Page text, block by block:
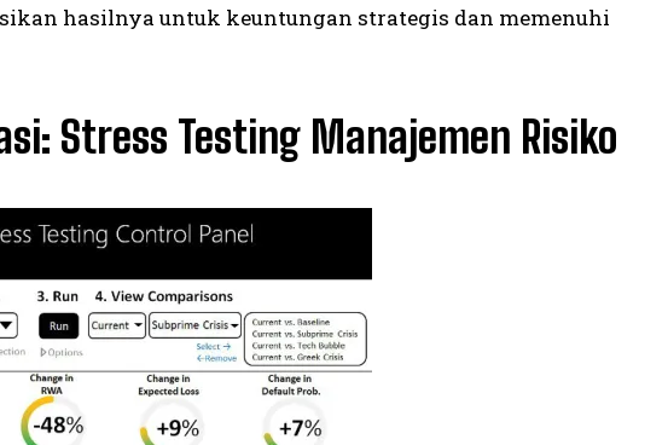
hasilnya untuk keuntungan strategis dan memenuhi
Stress Testing Manajemen Risiko